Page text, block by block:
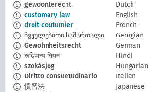
gewoonterecht
Dutch
customary law
English
droit coutumier
French
ჩვეულებითი სამართალი
Georgian
Gewohnheitsrecht
German
रूढिजन्य नियम
Hindi
szokásjog
Hungarian
Diritto consuetudinario
Italian
慣習法
Japanese